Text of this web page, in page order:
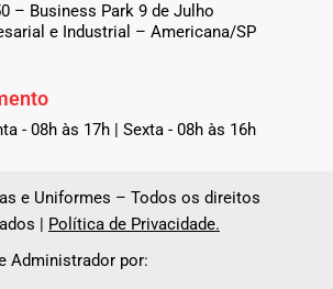
– Business Park 9 de Julho
e Industrial – Americana/SP
- 08h às 17h | Sexta - 08h às 16h
e Uniformes – Todos os direitos
| Política de Privacidade.
Administrador por: